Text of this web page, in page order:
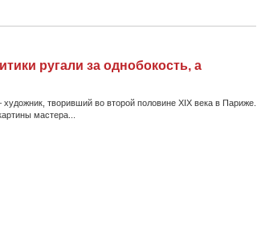
ругали за однобокость, а
творивший во второй половине XIX века в Париже.
мастера...